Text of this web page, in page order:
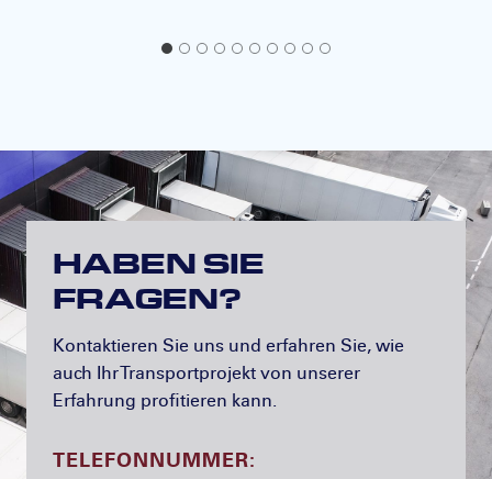
HABEN SIE
FRAGEN?
Kontaktieren Sie uns und erfahren Sie, wie
auch Ihr Transportprojekt von unserer
Erfahrung profitieren kann.
TELEFONNUMMER: